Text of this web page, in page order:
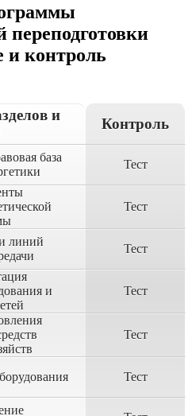
переподготовки
и контроль
и
Контроль
база
Тест
Тест
линий
Тест
и
Тест
Тест
Тест